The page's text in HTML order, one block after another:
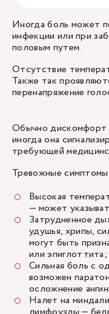
Иногда боль может
инфекции или при
половым путем.
Отсутствие
Также так
перенапряжение
Обычно дискомфорт
иногда она
требующей
Тревожные
Высокая
— может
Затрудненное
удушья, хрипы,
могут быть
или эпиглоттита;
Сильная боль с
возможен
осложнение
Налет на